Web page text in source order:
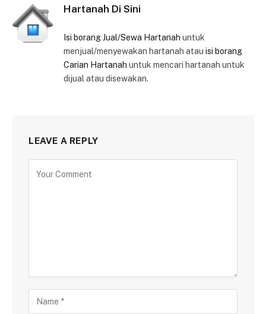
Hartanah Di Sini
Isi borang Jual/Sewa Hartanah untuk
menjual/menyewakan hartanah atau isi borang
Carian Hartanah untuk mencari hartanah untuk
dijual atau disewakan.
LEAVE A REPLY